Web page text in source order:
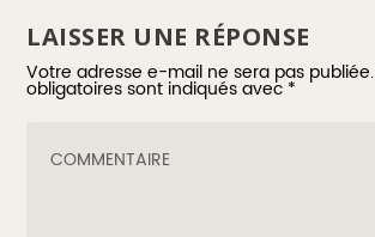
LAISSER UNE RÉPONSE
Votre adresse e-mail ne sera pas publiée.
obligatoires sont indiqués avec *